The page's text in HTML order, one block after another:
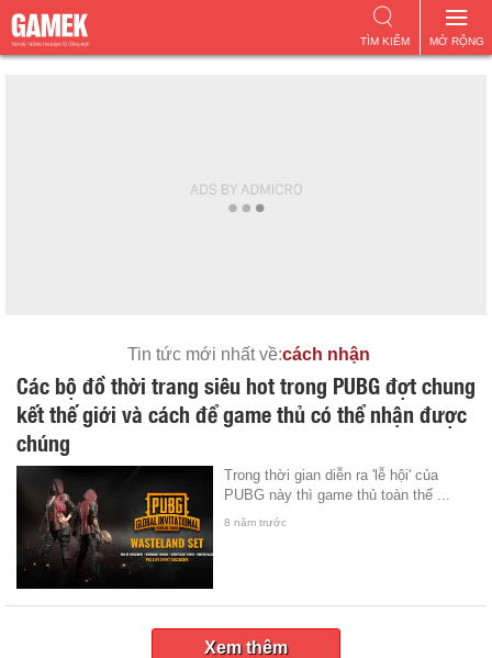
MỞ RỘNG
TÌM KIẾM
Tin tức mới nhất về:cách nhận
Các bộ đồ thời trang siêu hot trong PUBG đợt chung
kết thế giới và cách để game thủ có thể nhận được
chúng
Trong thời gian diễn ra 'lễ hội' của
PUBG này thì game thủ toàn thế ...
8 năm trước
Xem thêm